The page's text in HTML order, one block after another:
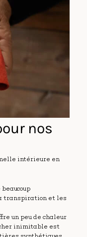
nos
intérieure en
transpiration et les
un peu de chaleur
inimitable est